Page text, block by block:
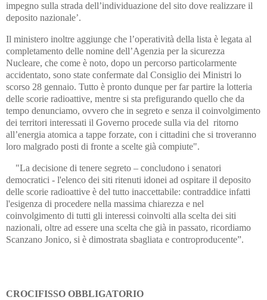
impegno sulla strada dell’individuazione del sito dove realizzare il
deposito nazionale’.
Il ministero inoltre aggiunge che l’operatività della lista è legata al
completamento delle nomine dell’Agenzia per la sicurezza
Nucleare, che come è noto, dopo un percorso particolarmente
accidentato, sono state confermate dal Consiglio dei Ministri lo
scorso 28 gennaio. Tutto è pronto dunque per far partire la lotteria
delle scorie radioattive, mentre si sta prefigurando quello che da
tempo denunciamo, ovvero che in segreto e senza il coinvolgimento
dei territori interessati il Governo procede sulla via del ritorno
all’energia atomica a tappe forzate, con i cittadini che si troveranno
loro malgrado posti di fronte a scelte già compiute".
"La decisione di tenere segreto – concludono i senatori
democratici - l'elenco dei siti ritenuti idonei ad ospitare il deposito
delle scorie radioattive è del tutto inaccettabile: contraddice infatti
l'esigenza di procedere nella massima chiarezza e nel
coinvolgimento di tutti gli interessi coinvolti alla scelta dei siti
nazionali, oltre ad essere una scelta che già in passato, ricordiamo
Scanzano Jonico, si è dimostrata sbagliata e controproducente”.
CROCIFISSO OBBLIGATORIO